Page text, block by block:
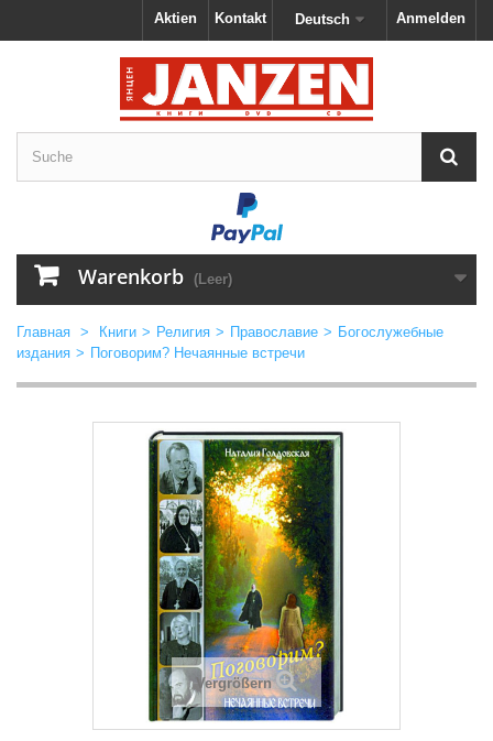
Anmelden
Deutsch
Kontakt
Aktien
Warenkorb (Leer)
Главная > Книги > Религия > Православие > Богослужебные
издания > Поговорим? Нечаянные встречи
Vergrößern